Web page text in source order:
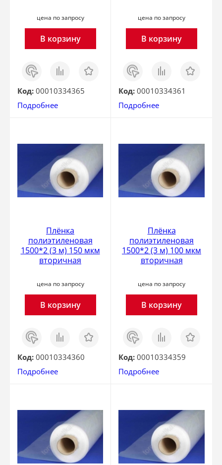
цена по запросу
В корзину
Заказ
в 1
клик
Сравнить Отложить
Код: 00010334365
Подробнее
цена по запросу
В корзину
Заказ
в 1
клик
Сравнить Отложить
Код: 00010334361
Подробнее
Плёнка
полиэтиленовая
1500*2 (3 м) 150 мкм
вторичная
цена по запросу
В корзину
Заказ
в 1
клик
Сравнить Отложить
Код: 00010334360
Подробнее
Плёнка
полиэтиленовая
1500*2 (3 м) 100 мкм
вторичная
цена по запросу
В корзину
Заказ
в 1
клик
Сравнить Отложить
Код: 00010334359
Подробнее